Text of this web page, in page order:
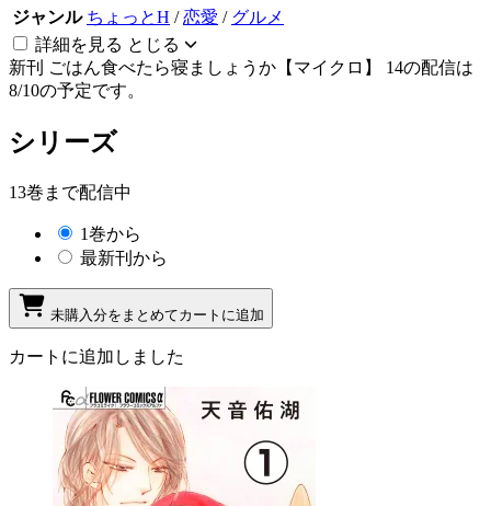
ジャンル ちょっとH /恋愛 / グルメ
詳細を見る とじる
新刊 ごはん食べたら寝ましょうか【マイクロ】 14の配信は
8/10の予定です。
シリーズ
13巻まで配信中
1巻から
最新刊から
未購入分をまとめてカートに追加
カートに追加しました